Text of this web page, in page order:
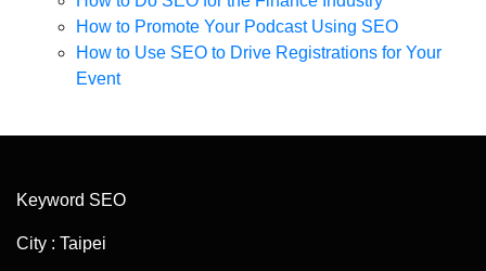
How to Promote Your Podcast Using SEO
How to Use SEO to Drive Registrations for Your
Event
Keyword SEO
City : Taipei